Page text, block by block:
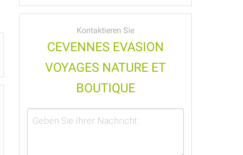
Kontaktieren Sie
CEVENNES EVASION
VOYAGES NATURE ET
BOUTIQUE